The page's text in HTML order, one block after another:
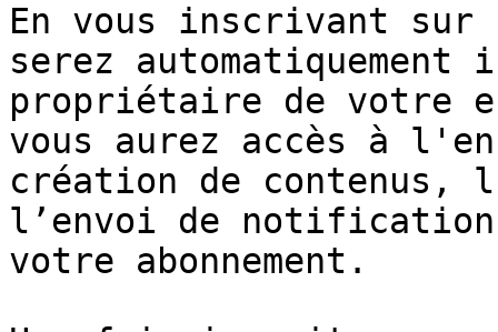
En vous inscrivant sur
serez
propriétaire de votre
vous aurez accès à
création de
l’envoi de
votre abonnement.